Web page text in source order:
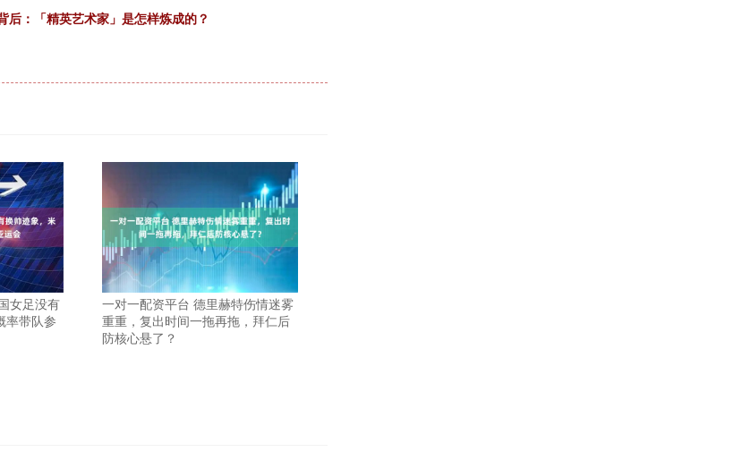
：「精英艺术家」是怎样炼成的？
女足没有
率带队参
一对一配资平台 德里赫特伤情迷雾
重重，复出时间一拖再拖，拜仁后
防核心悬了？